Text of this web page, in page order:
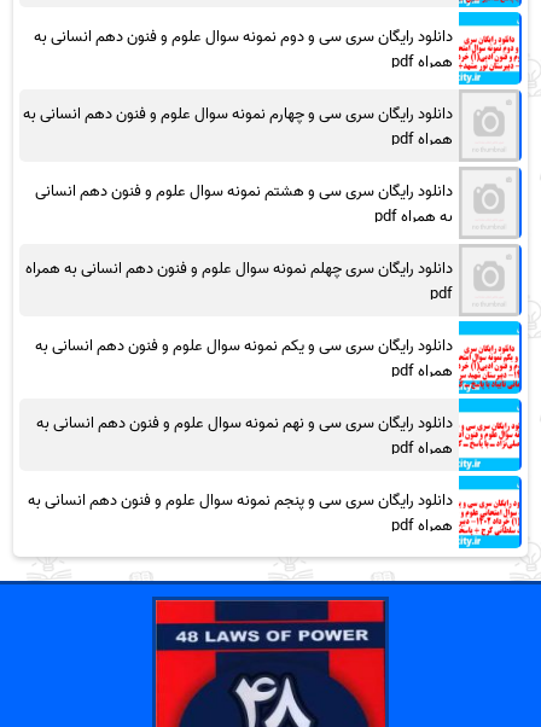
دانلود رایگان سری سی و دوم نمونه سوال علوم و فنون دهم انسانی به
همراه pdf
دانلود رایگان سری سی و چهارم نمونه سوال علوم و فنون دهم انسانی به
همراه pdf
دانلود رایگان سری سی و هشتم نمونه سوال علوم و فنون دهم انسانی
به همراه pdf
دانلود رایگان سری چهلم نمونه سوال علوم و فنون دهم انسانی به همراه
pdf
دانلود رایگان سری سی و یکم نمونه سوال علوم و فنون دهم انسانی به
همراه pdf
دانلود رایگان سری سی و نهم نمونه سوال علوم و فنون دهم انسانی به
همراه pdf
دانلود رایگان سری سی و پنجم نمونه سوال علوم و فنون دهم انسانی به
همراه pdf